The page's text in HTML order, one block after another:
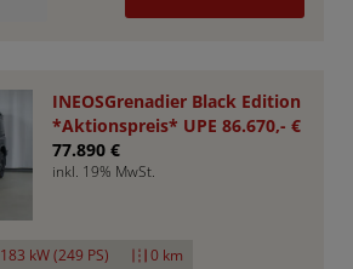
INEOSGrenadier Black Edition
*Aktionspreis* UPE 86.670,- €
77.890 €
inkl. 19% MwSt.
183 kW (249 PS)
0 km